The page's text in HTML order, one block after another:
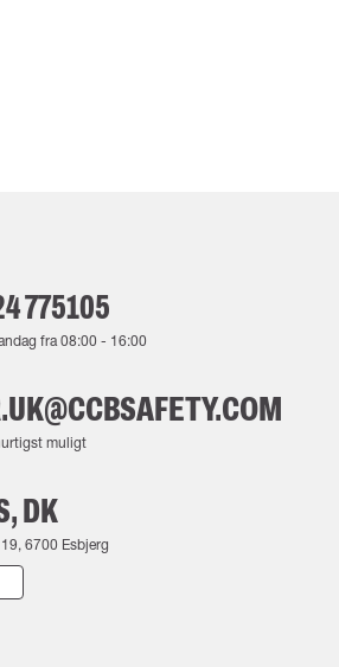
775105
fra08:00 - 16:00
muligt
DK
6700 Esbjerg